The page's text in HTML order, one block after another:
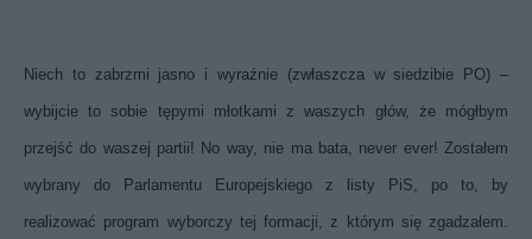
Niech to zabrzmi jasno i wyraźnie (zwłaszcza w siedzibie PO) –
wybijcie to sobie tępymi młotkami z waszych głów, że mógłbym
przejść do waszej partii! No way, nie ma bata, never ever! Zostałem
wybrany do Parlamentu Europejskiego z listy PiS, po to, by
realizować program wyborczy tej formacji, z którym się zgadzałem.